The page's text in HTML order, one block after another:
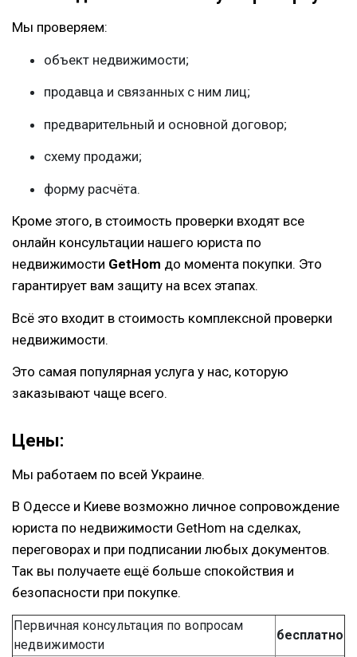
Мы проверяем:
объект недвижимости;
продавца и связанных с ним лиц;
предварительный и основной договор;
схему продажи;
форму расчёта.
Кроме этого, в стоимость проверки входят все
онлайн консультации нашего юриста по
недвижимости GetHom до момента покупки. Это
гарантирует вам защиту на всех этапах.
Всё это входит в стоимость комплексной проверки
недвижимости.
Это самая популярная услуга у нас, которую
заказывают чаще всего.
Цены:
Мы работаем по всей Украине.
В Одессе и Киеве возможно личное сопровождение
юриста по недвижимости GetHom на сделках,
переговорах и при подписании любых документов.
Так вы получаете ещё больше спокойствия и
безопасности при покупке.
Первичная консультация по вопросам
недвижимости
бесплатно